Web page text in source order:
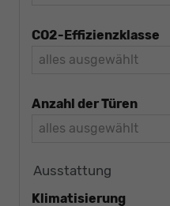
CO2-Effizienzklasse
alles ausgewählt
Anzahl der Türen
alles ausgewählt
Ausstattung
Klimatisierung